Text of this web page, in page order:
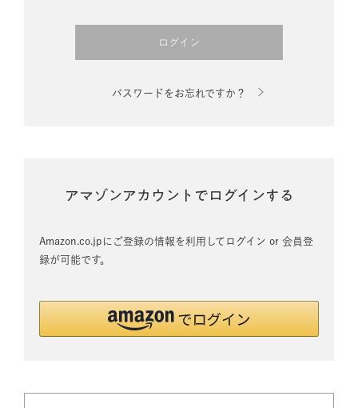
ログイン
パスワードをお忘れですか？
アマゾンアカウントでログインする
Amazon.co.jpにご登録の情報を利用してログイン or 会員登
録が可能です。